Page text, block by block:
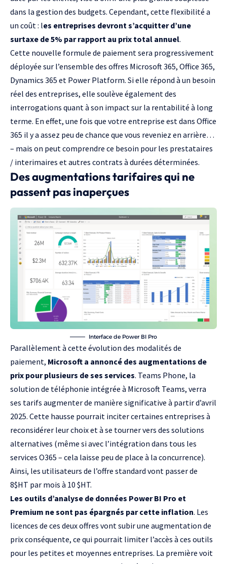
dans la gestion des budgets. Cependant, cette flexibilité a
un coût : les entreprises devront s’acquitter d’une
surtaxe de 5% par rapport au prix total annuel.
Cette nouvelle formule de paiement sera progressivement
déployée sur l’ensemble des offres Microsoft 365, Office 365,
Dynamics 365 et Power Platform. Si elle répond à un besoin
réel des entreprises, elle soulève également des
interrogations quant à son impact sur la rentabilité à long
terme. En effet, une fois que votre entreprise est dans Office
365 il y a assez peu de chance que vous reveniez en arrière…
– mais on peut comprendre ce besoin pour les prestataires
/ interimaires et autres contrats à durées déterminées.
Des augmentations tarifaires qui ne
passent pas inaperçues
Interface de Power BI Pro
Parallèlement à cette évolution des modalités de
paiement, Microsoft a annoncé des augmentations de
prix pour plusieurs de ses services. Teams Phone, la
solution de téléphonie intégrée à Microsoft Teams, verra
ses tarifs augmenter de manière significative à partir d’avril
2025. Cette hausse pourrait inciter certaines entreprises à
reconsidérer leur choix et à se tourner vers des solutions
alternatives (même si avec l’intégration dans tous les
services O365 – cela laisse peu de place à la concurrence).
Ainsi, les utilisateurs de l’offre standard vont passer de
8$HT par mois à 10 $HT.
Les outils d’analyse de données Power BI Pro et
Premium ne sont pas épargnés par cette inflation. Les
licences de ces deux offres vont subir une augmentation de
prix conséquente, ce qui pourrait limiter l’accès à ces outils
pour les petites et moyennes entreprises. La première voit